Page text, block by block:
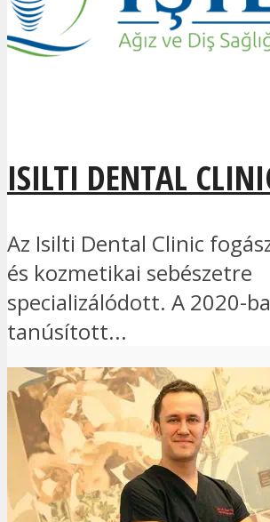
ISILTI DENTAL
Az Isilti Dental Clinic
és kozmetikai sebészetre
specializálódott. A 2020-
tanúsított...